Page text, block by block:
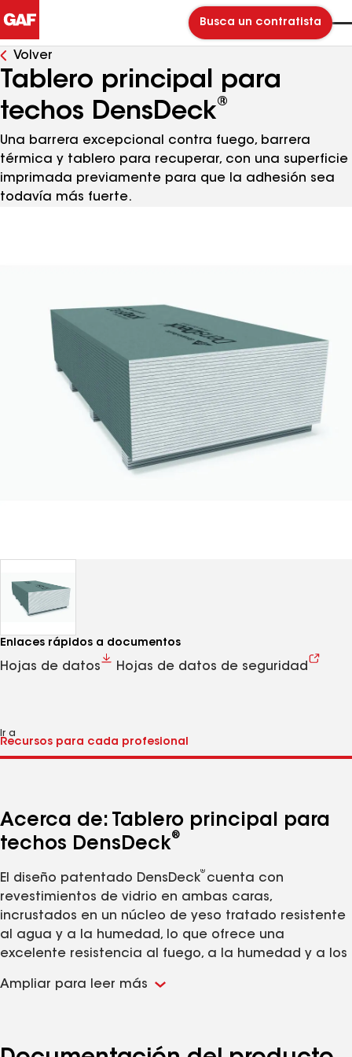
Busca un contratista
Volver
Tablero principal para
techos DensDeck®
Una barrera excepcional contra fuego, barrera
térmica y tablero para recuperar, con una superficie
imprimada previamente para que la adhesión sea
todavía más fuerte.
Enlaces rápidos a documentos
Hojas de datos Hojas de datos de seguridad
Ir a
Acerca de: Tablero principal para
techos DensDeck®
El diseño patentado DensDeck
®
cuenta con
revestimientos de vidrio en ambas caras,
incrustados en un núcleo de yeso tratado resistente
al agua y a la humedad, lo que ofrece una
excelente resistencia al fuego, a la humedad y a los
El singular diseño del tablero principal para
estabilizar la cubierta del techo. Además, está
Ampliar para leer más